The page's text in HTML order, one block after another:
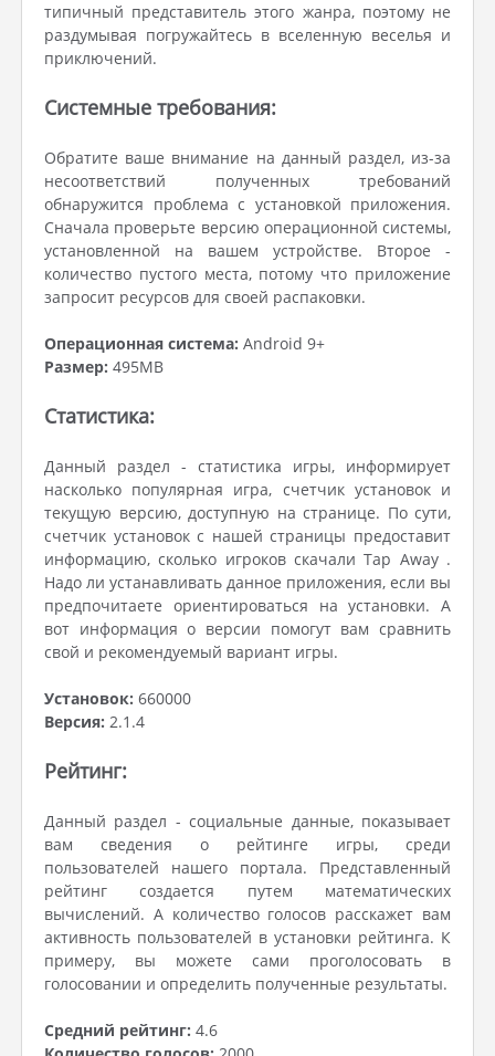
типичный представитель этого жанра, поэтому не
раздумывая погружайтесь в вселенную веселья и
приключений.
Системные требования:
Обратите ваше внимание на данный раздел, из-за
несоответствий полученных требований
обнаружится проблема с установкой приложения.
Сначала проверьте версию операционной системы,
установленной на вашем устройстве. Второе -
количество пустого места, потому что приложение
запросит ресурсов для своей распаковки.
Операционная система: Android 9+
Размер: 495MB
Статистика:
Данный раздел - статистика игры, информирует
насколько популярная игра, счетчик установок и
текущую версию, доступную на странице. По сути,
счетчик установок с нашей страницы предоставит
информацию, сколько игроков скачали Tap Away .
Надо ли устанавливать данное приложения, если вы
предпочитаете ориентироваться на установки. А
вот информация о версии помогут вам сравнить
свой и рекомендуемый вариант игры.
Установок: 660000
Версия: 2.1.4
Рейтинг:
Данный раздел - социальные данные, показывает
вам сведения о рейтинге игры, среди
пользователей нашего портала. Представленный
рейтинг создается путем математических
вычислений. А количество голосов расскажет вам
активность пользователей в установки рейтинга. К
примеру, вы можете сами проголосовать в
голосовании и определить полученные результаты.
Средний рейтинг: 4.6